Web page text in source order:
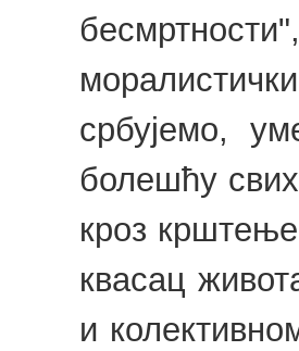
србујемо,
болешћу
кроз
квасац
и